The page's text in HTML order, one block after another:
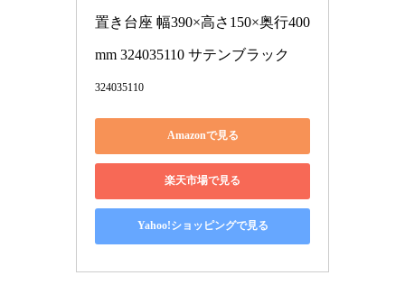
置き台座 幅390×高さ150×奥行400
mm 324035110 サテンブラック
324035110
Amazonで見る
楽天市場で見る
Yahoo!ショッピングで見る